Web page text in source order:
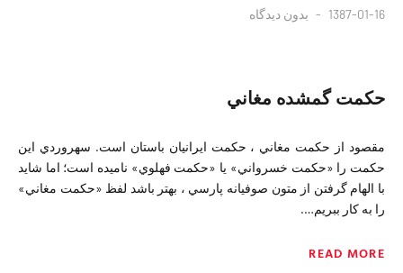
1387-01-16 بدون دیدگاه
حكمت گمشده مغاني
مقصود از حكمت مغاني ، حكمت ايرانيان باستان است. سهروردي اين
حكمت را «حكمت خسرواني» يا «حكمت فهلوي» ناميده است؛ اما شايد
با الهام گرفتن از متون صوفيانه پارسي ، بهتر باشد لفظ «حكمت مغاني»
را به كار ببريم….
READ MORE